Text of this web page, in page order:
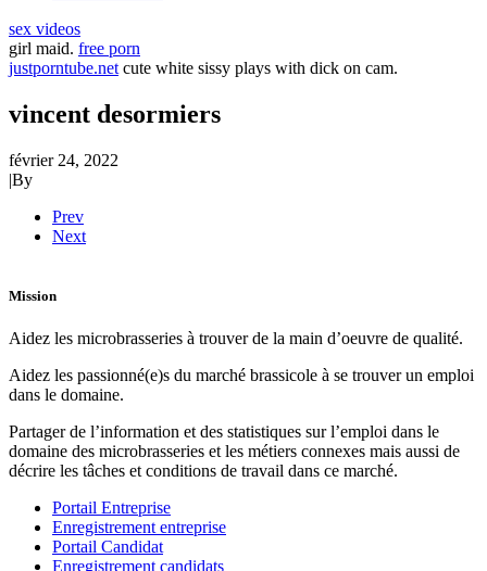
sex videos
girl maid. free porn
justporntube.net cute white sissy plays with dick on cam.
vincent desormiers
février 24, 2022
|By
Prev
Next
Mission
Aidez les microbrasseries à trouver de la main d’oeuvre de qualité.
Aidez les passionné(e)s du marché brassicole à se trouver un emploi
dans le domaine.
Partager de l’information et des statistiques sur l’emploi dans le
domaine des microbrasseries et les métiers connexes mais aussi de
décrire les tâches et conditions de travail dans ce marché.
Portail Entreprise
Enregistrement entreprise
Portail Candidat
Enregistrement candidats